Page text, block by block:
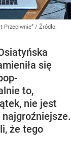
Przeciwnie” / Źródło:
się
to,
nie jest
że tego